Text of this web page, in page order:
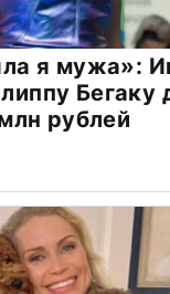
я мужа»:
Бегаку
рублей